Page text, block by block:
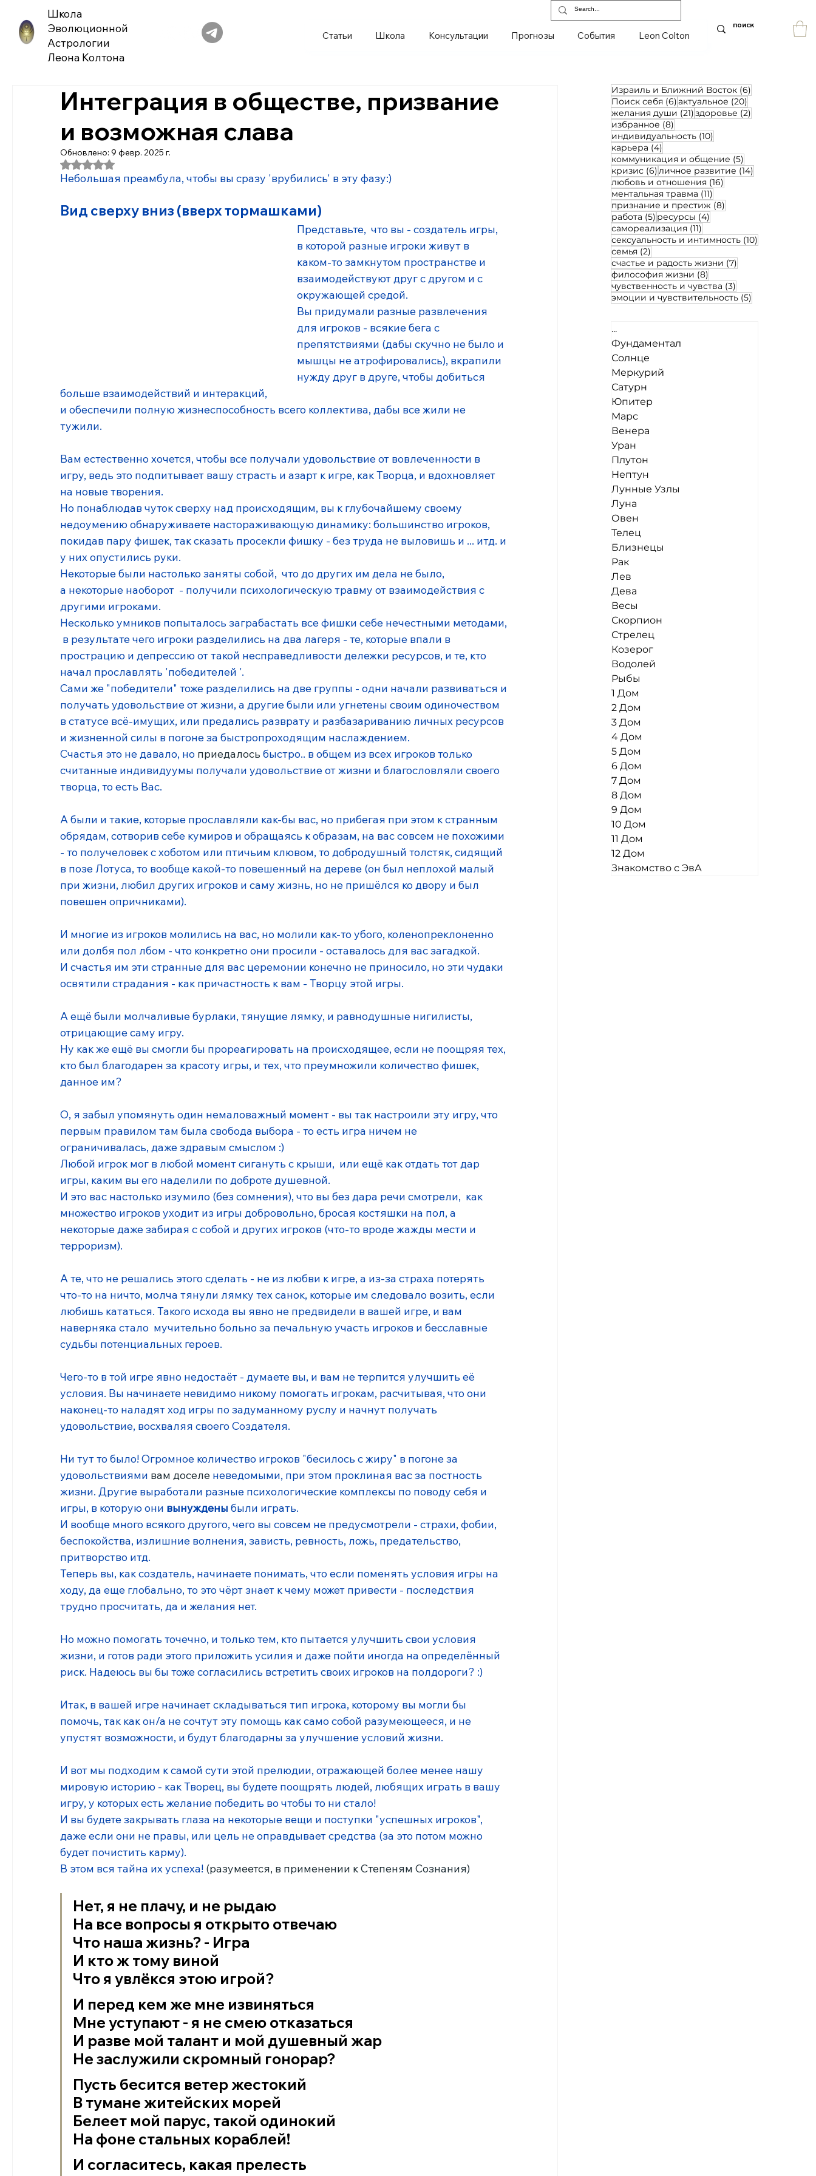
Школа
Эволюционной
Астрологии
Леона Колтона
Статьи Школа Консультации Прогнозы События Leon Colton
Интеграция в обществе, призвание
и возможная слава
Обновлено:9 февр. 2025 г.
Оценка: не число из 5 звезд.
Небольшая преамбула, чтобы вы сразу 'врубились' в эту фазу:)
Вид сверху вниз (вверх тормашками)
Представьте,  что вы - создатель игры,
в которой разные игроки живут в
каком-то замкнутом пространстве и
взаимодействуют друг с другом и с
окружающей средой.
Вы придумали разные развлечения
для игроков - всякие бега с
препятствиями (дабы скучно не было и
мышцы не атрофировались), вкрапили
нужду друг в друге, чтобы добиться
больше взаимодействий и интеракций,
и обеспечили полную жизнеспособность всего коллектива, дабы все жили не
тужили.
Вам естественно хочется, чтобы все получали удовольствие от вовлеченности в
игру, ведь это подпитывает вашу страсть и азарт к игре, как Творца, и вдохновляет
на новые творения.
Но понаблюдав чуток сверху над происходящим, вы к глубочайшему своему
недоумению обнаруживаете настораживающую динамику: большинство игроков,
покидав пару фишек, так сказать просекли фишку - без труда не выловишь и ... итд. и
у них опустились руки.
Некоторые были настолько заняты собой,  что до других им дела не было,
а некоторые наоборот  - получили психологическую травму от взаимодействия с
другими игроками.
Несколько умников попыталось заграбастать все фишки себе нечестными методами,
в результате чего игроки разделились на два лагеря - те, которые впали в
прострацию и депрессию от такой несправедливости дележки ресурсов, и те, кто
начал прославлять 'победителей '.
Сами же "победители" тоже разделились на две группы - одни начали развиваться и
получать удовольствие от жизни, а другие были или угнетены своим одиночеством
в статусе всё-имущих, или предались разврату и разбазариванию личных ресурсов
и жизненной силы в погоне за быстропроходящим наслаждением.
Счастья это не давало, но приедалось быстро.. в общем из всех игроков только
считанные индивидуумы получали удовольствие от жизни и благословляли своего
творца, то есть Вас.
А были и такие, которые прославляли как-бы вас, но прибегая при этом к странным
обрядам, сотворив себе кумиров и обращаясь к образам, на вас совсем не похожими
- то получеловек с хоботом или птичьим клювом, то добродушный толстяк, сидящий
в позе Лотуса, то вообще какой-то повешенный на дереве (он был неплохой малый
при жизни, любил других игроков и саму жизнь, но не пришёлся ко двору и был
повешен опричниками).
И многие из игроков молились на вас, но молили как-то убого, коленопреклоненно
или долбя пол лбом - что конкретно они просили - оставалось для вас загадкой.
И счастья им эти странные для вас церемонии конечно не приносило, но эти чудаки
освятили страдания - как причастность к вам - Творцу этой игры.
А ещё были молчаливые бурлаки, тянущие лямку, и равнодушные нигилисты,
отрицающие саму игру.
Ну как же ещё вы смогли бы прореагировать на происходящее, если не поощряя тех,
кто был благодарен за красоту игры, и тех, что преумножили количество фишек,
данное им?
О, я забыл упомянуть один немаловажный момент - вы так настроили эту игру, что
первым правилом там была свобода выбора - то есть игра ничем не
ограничивалась, даже здравым смыслом :)
Любой игрок мог в любой момент сигануть с крыши,  или ещё как отдать тот дар
игры, каким вы его наделили по доброте душевной.
И это вас настолько изумило (без сомнения), что вы без дара речи смотрели,  как
множество игроков уходит из игры добровольно, бросая костяшки на пол, а
некоторые даже забирая с собой и других игроков (что-то вроде жажды мести и
терроризм).
А те, что не решались этого сделать - не из любви к игре, а из-за страха потерять
что-то на ничто, молча тянули лямку тех санок, которые им следовало возить, если
любишь кататься. Такого исхода вы явно не предвидели в вашей игре, и вам
наверняка стало  мучительно больно за печальную участь игроков и бесславные
судьбы потенциальных героев.
Чего-то в той игре явно недостаёт - думаете вы, и вам не терпится улучшить её
условия. Вы начинаете невидимо никому помогать игрокам, расчитывая, что они
наконец-то наладят ход игры по задуманному руслу и начнут получать
удовольствие, восхваляя своего Создателя.
Ни тут то было! Огромное количество игроков "бесилось с жиру" в погоне за
удовольствиями вам доселе неведомыми, при этом проклиная вас за постность
жизни. Другие выработали разные психологические комплексы по поводу себя и
игры, в которую они вынуждены были играть.
И вообще много всякого другого, чего вы совсем не предусмотрели - страхи, фобии,
беспокойства, излишние волнения, зависть, ревность, ложь, предательство,
притворство итд.
Теперь вы, как создатель, начинаете понимать, что если поменять условия игры на
ходу, да еще глобально, то это чёрт знает к чему может привести - последствия
трудно просчитать, да и желания нет.
Но можно помогать точечно, и только тем, кто пытается улучшить свои условия
жизни, и готов ради этого приложить усилия и даже пойти иногда на определённый
риск. Надеюсь вы бы тоже согласились встретить своих игроков на полдороги? :)
Итак, в вашей игре начинает складываться тип игрока, которому вы могли бы
помочь, так как он/а не сочтут эту помощь как само собой разумеющееся, и не
упустят возможности, и будут благодарны за улучшение условий жизни.
И вот мы подходим к самой сути этой прелюдии, отражающей более менее нашу
мировую историю - как Творец, вы будете поощрять людей, любящих играть в вашу
игру, у которых есть желание победить во чтобы то ни стало!
И вы будете закрывать глаза на некоторые вещи и поступки "успешных игроков",
даже если они не правы, или цель не оправдывает средства (за это потом можно
будет почистить карму).
В этом вся тайна их успеха! (разумеется, в применении к Степеням Сознания)
Нет, я не плачу, и не рыдаю
На все вопросы я открыто отвечаю
Что наша жизнь? - Игра
И кто ж тому виной
Что я увлёкся этою игрой?
И перед кем же мне извиняться
Мне уступают - я не смею отказаться
И разве мой талант и мой душевный жар
Не заслужили скромный гонорар?
Пусть бесится ветер жестокий
В тумане житейских морей
Белеет мой парус, такой одинокий
На фоне стальных кораблей!
И согласитесь, какая прелесть
Израиль и Ближний Восток (6)6 постов
Поиск себя (6)6 постов
актуальное (20)20 постов
желания души (21)21 пост
здоровье (2)2 поста
избранное (8)8 постов
индивидуальность (10)10 постов
карьера (4)4 поста
коммуникация и общение (5)5 постов
кризис (6)6 постов
личное развитие (14)14 постов
любовь и отношения (16)16 постов
ментальная травма (11)11 постов
признание и престиж (8)8 постов
работа (5)5 постов
ресурсы (4)4 поста
самореализация (11)11 постов
сексуальность и интимность (10)10 постов
семья (2)2 поста
счастье и радость жизни (7)7 постов
философия жизни (8)8 постов
чувственность и чувства (3)3 поста
эмоции и чувствительность (5)5 постов
...
Фундаментал
Солнце
Меркурий
Сатурн
Юпитер
Марс
Венера
Уран
Плутон
Нептун
Лунные Узлы
Луна
Овен
Телец
Близнецы
Рак
Лев
Дева
Весы
Скорпион
Стрелец
Козерог
Водолей
Рыбы
1 Дом
2 Дом
3 Дом
4 Дом
5 Дом
6 Дом
7 Дом
8 Дом
9 Дом
10 Дом
11 Дом
12 Дом
Знакомство с ЭвА